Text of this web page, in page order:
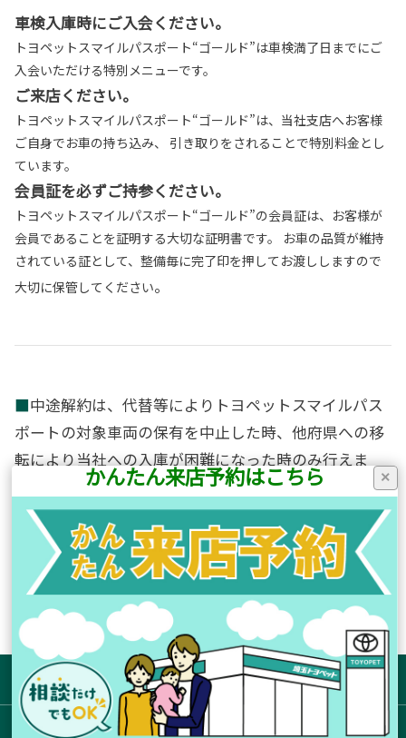
車検入庫時にご入会ください。
トヨペットスマイルパスポート“ゴールド”は車検満了日までにご
入会いただける特別メニューです。
ご来店ください。
トヨペットスマイルパスポート“ゴールド”は、当社支店へお客様
ご自身でお車の持ち込み、 引き取りをされることで特別料金とし
ています。
会員証を必ずご持参ください。
トヨペットスマイルパスポート“ゴールド”の会員証は、お客様が
会員であることを証明する大切な証明書です。 お車の品質が維持
されている証として、整備毎に完了印を押してお渡ししますので
大切に保管してください。
■中途解約は、代替等によりトヨペットスマイルパス
ポートの対象車両の保有を中止した時、他府県への移
転により当社への入庫が困難になった時のみ行えま
す。（中途解約の場合は解約金を返金いたします。詳
しくは申込書をご覧ください。）
トヨペットスマイルパスポートは特別割引料金とな
っていますので、TS3カード等他の割引制度は対象外
とさせていただきます。
サイトマップ
×
かんたん来店予約はこちら